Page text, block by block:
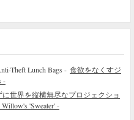
食欲をなくすジ
-
世界を縦横無尽なプロジェクショ
'Sweater' -